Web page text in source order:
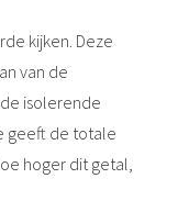
kijken. Deze
van de
isolerende
geeft de totale
hoger dit getal,